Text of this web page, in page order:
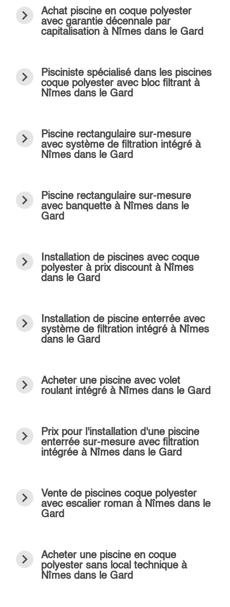
navigate_next
Achat piscine en coque polyester
avec garantie décennale par
capitalisation à Nîmes dans le Gard
navigate_next
Pisciniste spécialisé dans les piscines
coque polyester avec bloc filtrant à
Nîmes dans le Gard
navigate_next
Piscine rectangulaire sur-mesure
avec système de filtration intégré à
Nîmes dans le Gard
navigate_next
Piscine rectangulaire sur-mesure
avec banquette à Nîmes dans le
Gard
navigate_next
Installation de piscines avec coque
polyester à prix discount à Nîmes
dans le Gard
navigate_next
Installation de piscine enterrée avec
système de filtration intégré à Nîmes
dans le Gard
navigate_next
Acheter une piscine avec volet
roulant intégré à Nîmes dans le Gard
navigate_next
Prix pour l'installation d'une piscine
enterrée sur-mesure avec filtration
intégrée à Nîmes dans le Gard
navigate_next
Vente de piscines coque polyester
avec escalier roman à Nîmes dans le
Gard
navigate_next
Acheter une piscine en coque
polyester sans local technique à
Nîmes dans le Gard